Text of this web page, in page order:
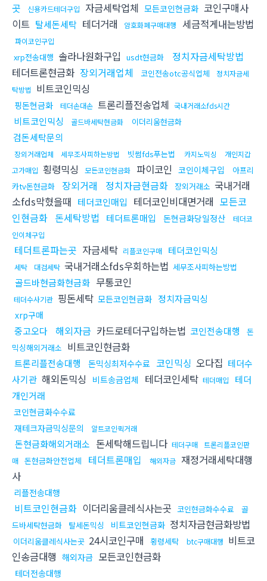
곳
신용카드테더구입 자금세탁업체 모든코인현금화 코인구매사
이트 탈세돈세탁 테더거래 암호화폐구매대행 세금적게내는방법
파이코인구입
xrp전송대행 솔라나원화구입 usdt현금화
정치자금세탁방법
테더트론현금화 장외거래업체 코인전송otc공식업체
정치자금세
탁방법
비트코인믹싱
핑돈현금화 테더손대손 트론리플전송업체 국내거래소fds시간
비트코인믹싱 골드바세탁현금화 이더리움현금화
검돈세탁문의
장외거래업체 세무조사피하는방법 빗썸fds푸는법 카지노믹싱
개인지갑
고가매입 횡령믹싱 모든코인현금화 파이코인 코인이체구입
아프리
카tv돈현금화
장외거래 정치자금현금화 장외거래소 국내거래
소fds막혔을때 테더코인매입 테더코인비대면거래 모든코
인현금화 돈세탁방법 테더트론매입 돈현금화당일정산
테더코
인이체구입
테더트론파는곳 자금세탁 리플코인구매 테더코인믹싱
세탁 대검세탁 국내거래소fds우회하는법 세무조사피하는방법
골드바현금화현금화 무통코인
테더수사기관 핑돈세탁 모든코인현금화 정치자금믹싱
xrp구매
중고오다 해외자금 카드로테더구입하는법 코인전송대행
돈
믹싱해외거래소 비트코인현금화
트론리플전송대행 돈믹싱최저수수료 코인믹싱 오다집 테더수
사기관 해외돈믹싱 비트송금업체 테더코인세탁 테더매입
테더
개인거래
코인현금화수수료
재테크자금믹싱문의
알트코인퀵거래
돈현금화해외거래소 돈세탁해드립니다 테더구매
트론리플코인판
매 돈현금화안전업체 테더트론매입 해외자금 재정거래세탁대행
사
리플전송대행
비트코인현금화 이더리움클레식사는곳 코인현금화수수료
골
드바세탁현금화
탈세돈믹싱 비트코인현금화 정치자금현금화방법
이더리움클레식사는곳 24시코인구매 횡령세탁 btc구매대행 비트코
인송금대행 해외자금 모든코인현금화
테더전송대행